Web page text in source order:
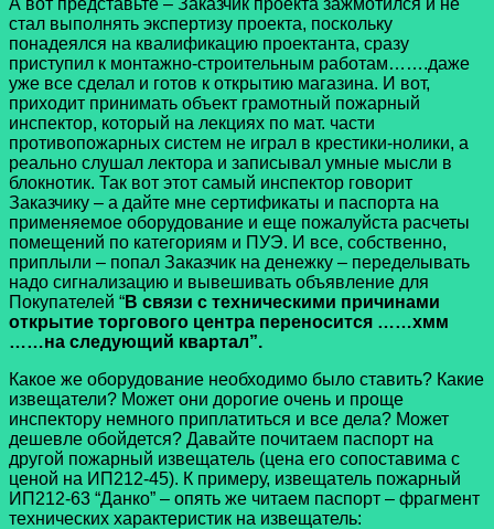
стал выполнять экспертизу проекта, поскольку
понадеялся на квалификацию проектанта, сразу
приступил к монтажно-строительным работам…….даже
уже все сделал и готов к открытию магазина. И вот,
приходит принимать объект грамотный пожарный
инспектор, который на лекциях по мат. части
противопожарных систем не играл в крестики-нолики, а
реально слушал лектора и записывал умные мысли в
блокнотик. Так вот этот самый инспектор говорит
Заказчику – а дайте мне сертификаты и паспорта на
применяемое оборудование и еще пожалуйста расчеты
помещений по категориям и ПУЭ. И все, собственно,
приплыли – попал Заказчик на денежку – переделывать
надо сигнализацию и вывешивать объявление для
Покупателей “В связи с техническими причинами
открытие торгового центра переносится ……хмм
……на следующий квартал”.
Какое же оборудование необходимо было ставить? Какие
извещатели? Может они дорогие очень и проще
инспектору немного приплатиться и все дела? Может
дешевле обойдется? Давайте почитаем паспорт на
другой пожарный извещатель (цена его сопоставима с
ценой на ИП212-45). К примеру, извещатель пожарный
ИП212-63 “Данко” – опять же читаем паспорт – фрагмент
технических характеристик на извещатель: